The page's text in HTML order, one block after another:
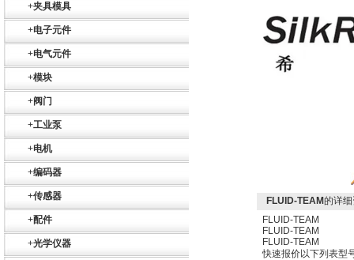
+夹具模具
+电子元件
+电气元件
+模块
+阀门
+工业泵
+电机
+编码器
+传感器
+配件
+光学仪器
SR+KH-AFB AF24-
德国HBM
FLUID-TEAM的详
FLUID-TEAM
FLUID-TEAM
FLUID-TEAM
快速报价以下列表型